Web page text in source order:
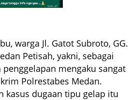
warga Jl. Gatot Subroto, GG.
Petisah, yakni, sebagai
mengaku sangat
Polrestabes Medan.
kasus dugaan tipu gelap itu